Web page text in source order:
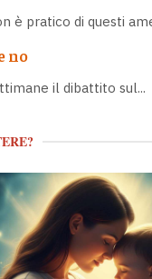
è pratico di questi
no
il dibattito sul...